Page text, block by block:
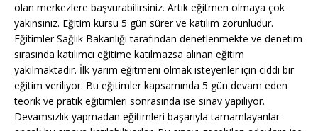
olan merkezlere başvurabilirsiniz. Artık eğitmen olmaya çok
yakınsınız. Eğitim kursu 5 gün sürer ve katılım zorunludur.
Eğitimler Sağlık Bakanlığı tarafından denetlenmekte ve denetim
sırasında katılımcı eğitime katılmazsa alınan eğitim
yakılmaktadır. İlk yarım eğitmeni olmak isteyenler için ciddi bir
eğitim veriliyor. Bu eğitimler kapsamında 5 gün devam eden
teorik ve pratik eğitimleri sonrasında ise sınav yapılıyor.
Devamsızlık yapmadan eğitimleri başarıyla tamamlayanlar